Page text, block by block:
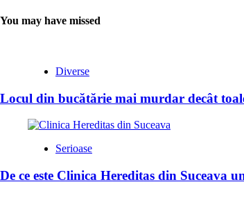
You may have missed
Diverse
Locul din bucătărie mai murdar decât
Serioase
De ce este Clinica Hereditas din Suceava